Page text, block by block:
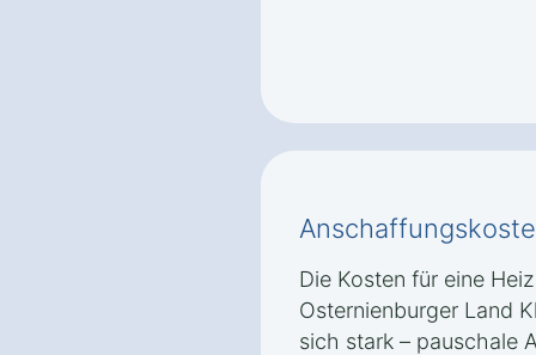
Die Kosten für eine
Osternienburger Land
sich stark – pauschale